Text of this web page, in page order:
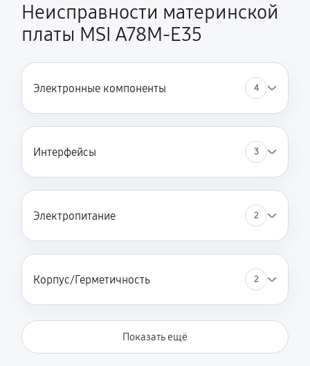
Неисправности материнской
платы MSI A78M-E35
Электронные компоненты 4
Интерфейсы 3
Электропитание 2
Корпус/Герметичность 2
Показать ещё